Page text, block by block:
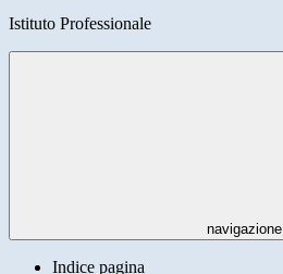
Istituto Professionale
navigazione
Indice pagina